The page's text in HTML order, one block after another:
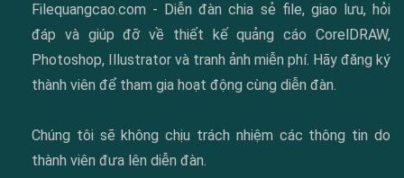
Filequangcao.com - Diễn đàn chia sẻ file, giao lưu, hỏi
đáp và giúp đỡ về thiết kế quảng cáo CorelDRAW,
Photoshop, Illustrator và tranh ảnh miễn phí. Hãy đăng ký
thành viên để tham gia hoạt động cùng diễn đàn.
Chúng tôi sẽ không chịu trách nhiệm các thông tin do
thành viên đưa lên diễn đàn.